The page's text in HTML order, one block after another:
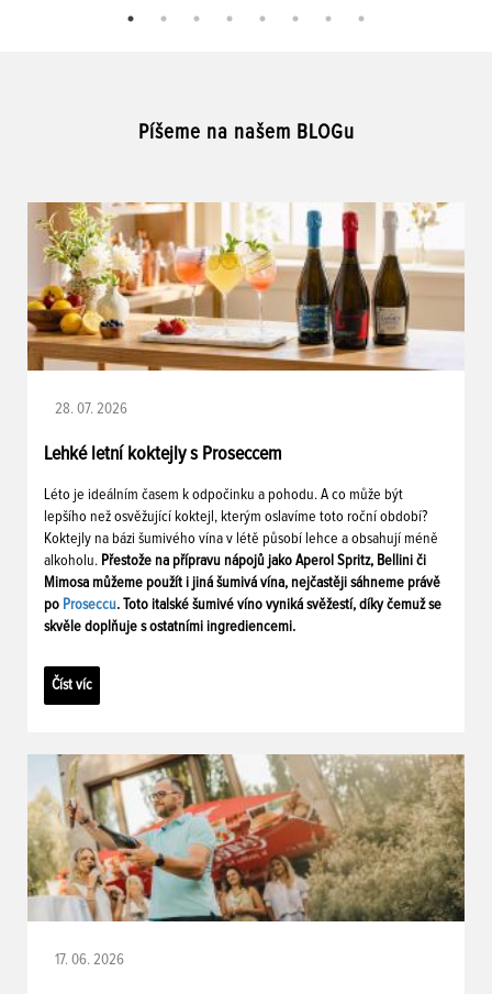
Píšeme na našem BLOGu
28. 07. 2026
Lehké letní koktejly s Proseccem
Léto je ideálním časem k odpočinku a pohodu. A co může být
lepšího než osvěžující koktejl, kterým oslavíme toto roční období?
Koktejly na bázi šumivého vína v létě působí lehce a obsahují méně
alkoholu. Přestože na přípravu nápojů jako Aperol Spritz, Bellini či
Mimosa můžeme použít i jiná šumivá vína, nejčastěji sáhneme právě
po Proseccu. Toto italské šumivé víno vyniká svěžestí, díky čemuž se
skvěle doplňuje s ostatními ingrediencemi.
Číst víc
17. 06. 2026